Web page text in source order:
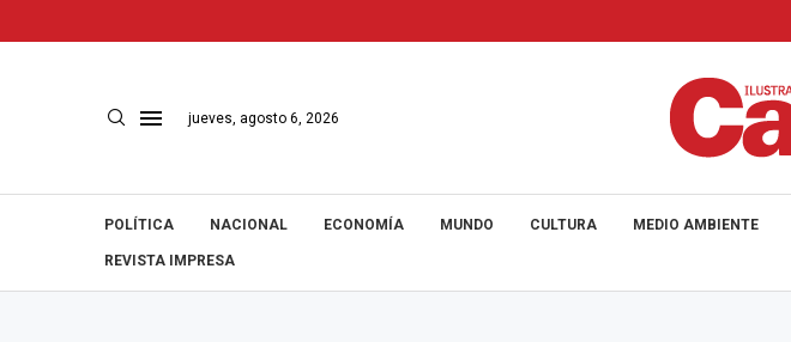
jueves, agosto 6, 2026
POLÍTICA NACIONAL ECONOMÍA MUNDO CULTURA MEDIO AMBIENTE
REVISTA IMPRESA